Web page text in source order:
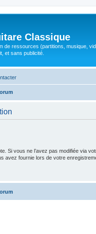
Classique
de ressources (partitions, musique,
et sans publicité.
Si vous ne l’avez pas modifiée via
avez fournie lors de votre